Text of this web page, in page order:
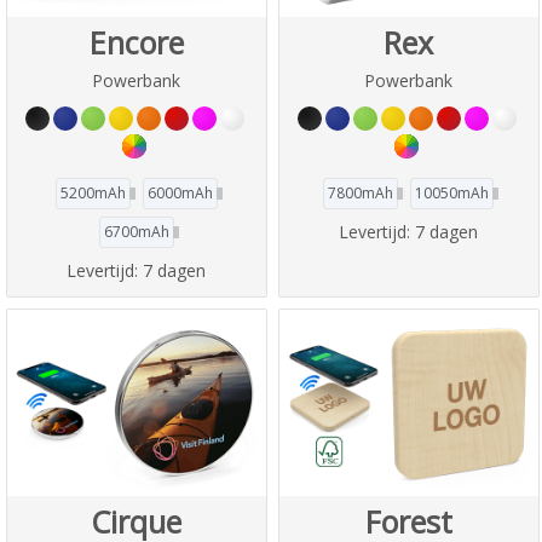
Encore
Powerbank
5200mAh
6000mAh
6700mAh
Levertijd: 7 dagen
Rex
Powerbank
7800mAh 10050mAh
Levertijd: 7 dagen
Cirque Forest